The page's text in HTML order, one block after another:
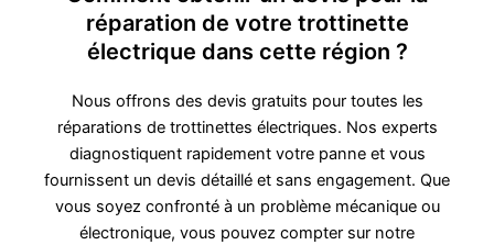
réparation de votre trottinette
électrique dans cette région ?
Nous offrons des devis gratuits pour toutes les
réparations de trottinettes électriques. Nos experts
diagnostiquent rapidement votre panne et vous
fournissent un devis détaillé et sans engagement. Que
vous soyez confronté à un problème mécanique ou
électronique, vous pouvez compter sur notre